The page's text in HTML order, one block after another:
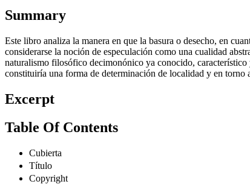
Summary
Este libro analiza la manera en que la basura o desecho, en
considerarse la noción de especulación como una cualidad
naturalismo filosófico decimonónico ya conocido, característico
constituiría una forma de determinación de localidad y en torno
Excerpt
Table Of Contents
Cubierta
Título
Copyright